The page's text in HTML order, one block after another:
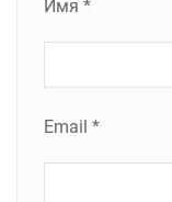
Имя *
Email *